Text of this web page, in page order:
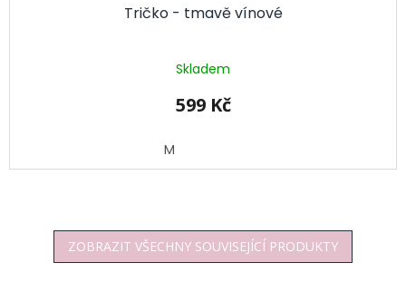
Tričko - tmavě vínové
Skladem
599 Kč
M
ZOBRAZIT VŠECHNY SOUVISEJÍCÍ PRODUKTY